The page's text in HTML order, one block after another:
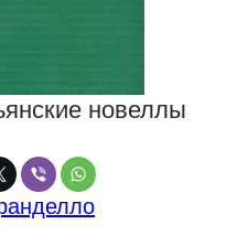
новеллы